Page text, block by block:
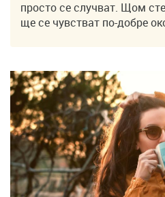
просто се случват. Щом
ще се чувстват по-добре